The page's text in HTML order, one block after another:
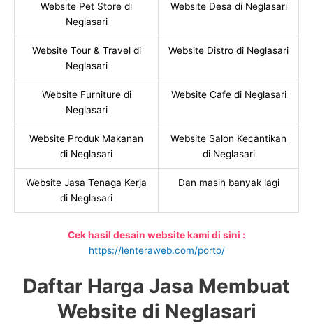
Website Pet Store di
Neglasari
Website Desa di Neglasari
Website Tour & Travel di
Neglasari
Website Distro di Neglasari
Website Furniture di
Neglasari
Website Cafe di Neglasari
Website Produk Makanan
di Neglasari
Website Salon Kecantikan
di Neglasari
Website Jasa Tenaga Kerja
di Neglasari
Dan masih banyak lagi
Cek hasil desain website kami di sini :
https://lenteraweb.com/porto/
Daftar Harga Jasa Membuat
Website di Neglasari